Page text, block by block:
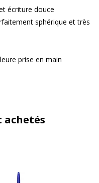
écriture douce
sphérique et très
prise en main